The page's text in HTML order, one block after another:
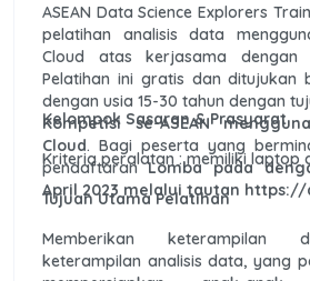
ASEAN Data Science Explorers
pelatihan analisis data
Cloud atas kerjasama dengan
Pelatihan ini gratis dan ditujukan
dengan usia 15-30 tahun dengan
Kompetisi se-ASEAN
Cloud. Bagi peserta yang
pendaftaranLomba pada
April 2023 melalui tautan
Kelompok Sasaran & Prasyarat
Kriteria peralatan : memiliki laptop
Tujuan Utama Pelatihan
Memberikan keterampilan
keterampilan analisis data, yang